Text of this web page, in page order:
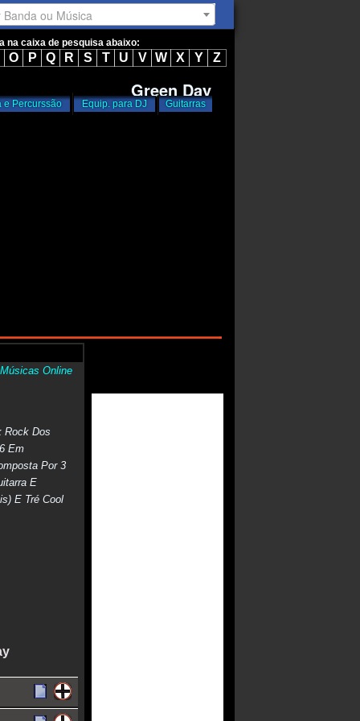
na caixa de pesquisa abaixo:
O P Q R S T U V W X Y Z
Green Day
e Percurssão Equip. para DJ Guitarras
Músicas Online
Rock Dos
Em
Por 3
E
E Tré Cool
Banda ou Música